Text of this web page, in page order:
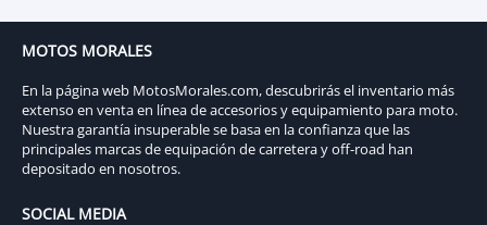
MOTOS MORALES
En la página web MotosMorales.com, descubrirás el inventario más
extenso en venta en línea de accesorios y equipamiento para moto.
Nuestra garantía insuperable se basa en la confianza que las
principales marcas de equipación de carretera y off-road han
depositado en nosotros.
SOCIAL MEDIA